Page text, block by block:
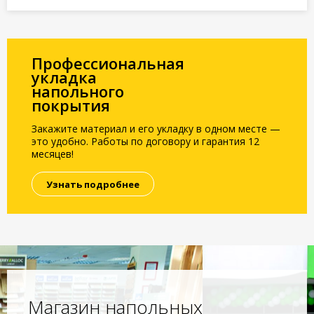
Профессиональная
укладка
напольного
покрытия
Закажите материал и его укладку в одном месте —
это удобно. Работы по договору и гарантия 12
месяцев!
Узнать подробнее
Магазин напольных